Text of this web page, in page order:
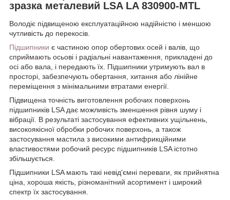
зразка металевий LSA LA 830900-MTL
Володіє підвищеною експлуатаційною надійністю і меншою
чутливість до перекосів.
Підшипники є частиною опор обертових осей і валів, що
сприймають осьові і радіальні навантаження, прикладені до
осі або вала, і передають їх. Підшипники утримують вал в
просторі, забезпечують обертання, хитання або лінійне
переміщення з мінімальними втратами енергії.
Підвищена точність виготовлення робочих поверхонь
підшипників LSA дає можливість зменшення рівня шуму і
вібрації. В результаті застосування ефективних ущільнень,
високоякісної обробки робочих поверхонь, а також
застосування мастила з високими антифрикційними
властивостями робочий ресурс підшипників LSA істотно
збільшується.
Підшипники LSA мають такі невід'ємні переваги, як прийнятна
ціна, хороша якість, різноманітний асортимент і широкий
спектр їх застосування.